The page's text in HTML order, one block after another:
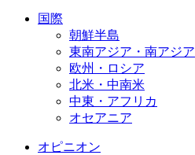
国際
朝鮮半島
東南アジア・南アジア
欧州・ロシア
北米・中南米
中東・アフリカ
オセアニア
オピニオン